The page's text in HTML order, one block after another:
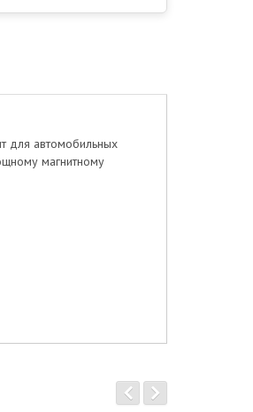
для автомобильных
магнитному